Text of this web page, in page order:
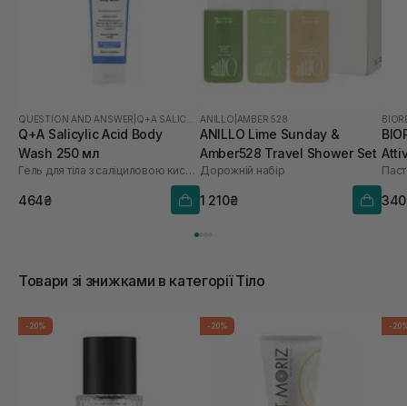
QUESTION AND ANSWER
Q+A Salicylic Acid Body
Wash 250 мл
Гель для тіла з саліциловою кислотою
464₴
ANILLO AMBER 528
ANILLO Lime Sunday &
Amber528 Travel Shower Set
Дорожній набір
1 210₴
Товари зі знижками в категорії Тіло
-20% -20% -